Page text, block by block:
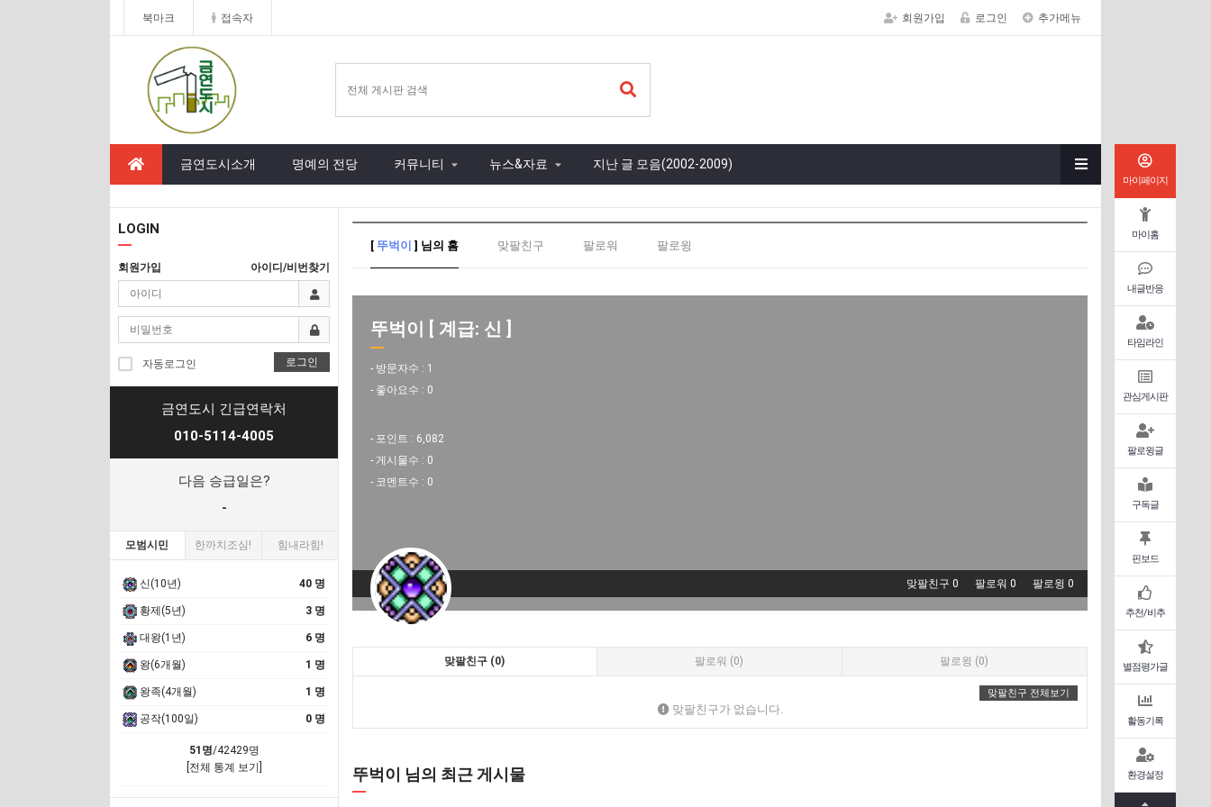
북마크 접속자 회원가입 로그인 추가메뉴
금연도시소개 명예의 전당 커뮤니티 뉴스&자료 지난 글 모음(2002-2009)
마이페이지
마이홈
내글반응
타임라인
관심게시판
팔로윙글
구독글
핀보드
추천/비추
별점평가글
활동기록
환경설정
LOGIN
회원가입 아이디/비번찾기
자동로그인 로그인
금연도시 긴급연락처
010-5114-4005
다음 승급일은?
-
모범시민 한까치조심! 힘내라힘!
신(10년) 40 명
황제(5년) 3 명
대왕(1년) 6 명
왕(6개월) 1 명
왕족(4개월) 1 명
공작(100일) 0 명
51명/42429명
[전체 통계 보기]
[ 뚜벅이 ] 님의 홈 맞팔친구 팔로워 팔로윙
뚜벅이 [ 계급: 신 ]
- 방문자수 : 1
- 좋아요수 : 0
- 포인트 : 6,082
- 게시물수 : 0
- 코멘트수 : 0
맞팔친구 0 팔로워 0 팔로윙 0
맞팔친구 (0) 팔로워 (0) 팔로윙 (0)
맞팔친구 전체보기
맞팔친구가 없습니다.
뚜벅이 님의 최근 게시물